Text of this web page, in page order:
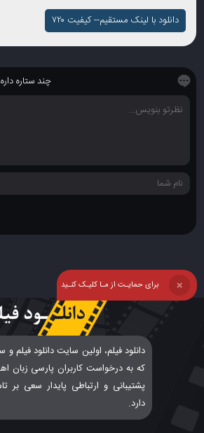
دانلود با لینک مستقیم-- کیفیت ۷۲۰
چند ستاره
دانلود فیلم، اولین سایت دانلود فیلم
که به درخواست کاربران پارسی زبان
پشتیبانی و ارتباطی پایدار سعی بر
دارد.
برای حمایـت از مـا کلیـک کنـید ❌